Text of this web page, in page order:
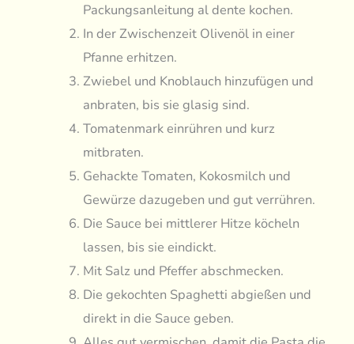
Packungsanleitung al dente kochen.
In der Zwischenzeit Olivenöl in einer
Pfanne erhitzen.
Zwiebel und Knoblauch hinzufügen und
anbraten, bis sie glasig sind.
Tomatenmark einrühren und kurz
mitbraten.
Gehackte Tomaten, Kokosmilch und
Gewürze dazugeben und gut verrühren.
Die Sauce bei mittlerer Hitze köcheln
lassen, bis sie eindickt.
Mit Salz und Pfeffer abschmecken.
Die gekochten Spaghetti abgießen und
direkt in die Sauce geben.